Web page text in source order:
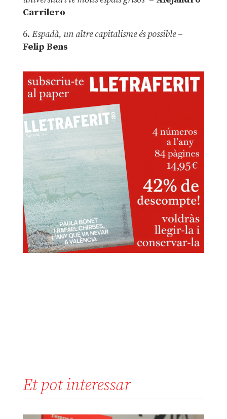
Carrilero
6. Espadà, un altre capitalisme és possible –
Felip Bens
Et pot interessar